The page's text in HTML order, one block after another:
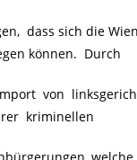
dass sich die
können. Durch
von
kriminellen